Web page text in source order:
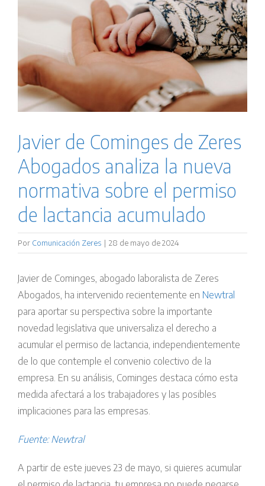
Javier de Cominges de Zeres
Abogados analiza la nueva
normativa sobre el permiso
de lactancia acumulado
Por Comunicación Zeres | 28 de mayo de 2024
Javier de Cominges, abogado laboralista de Zeres
Abogados, ha intervenido recientemente en Newtral
para aportar su perspectiva sobre la importante
novedad legislativa que universaliza el derecho a
acumular el permiso de lactancia, independientemente
de lo que contemple el convenio colectivo de la
empresa. En su análisis, Cominges destaca cómo esta
medida afectará a los trabajadores y las posibles
implicaciones para las empresas.
Fuente: Newtral
A partir de este jueves 23 de mayo, si quieres acumular